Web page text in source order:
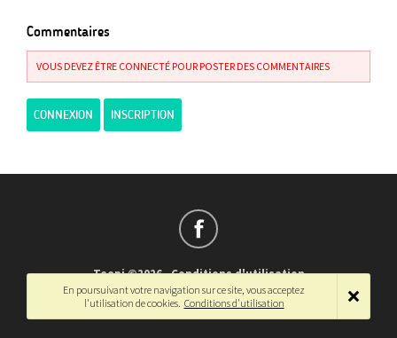
Commentaires
VOUS DEVEZ ÊTRE CONNECTÉ POUR POSTER DES COMMENTAIRES
CONNEXION INSCRIPTION
Teepi ©2026-Conditions d'utilisation
Français-English
En poursuivant votre navigation sur ce site, vous acceptez
l'utilisation de cookies. Conditions d'utilisation